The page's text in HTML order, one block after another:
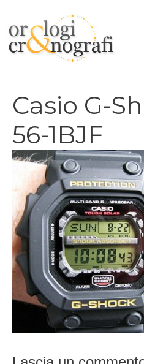
contenuto
Casio G-
56-1BJF